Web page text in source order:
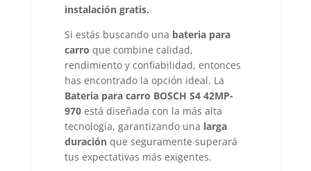
instalación gratis.
Si estás buscando una bateria para
carro que combine calidad,
rendimiento y confiabilidad, entonces
has encontrado la opción ideal. La
Bateria para carro BOSCH S4 42MP-
970está diseñada con la más alta
tecnología, garantizando una larga
duraciónque seguramente superará
tus expectativas más exigentes.